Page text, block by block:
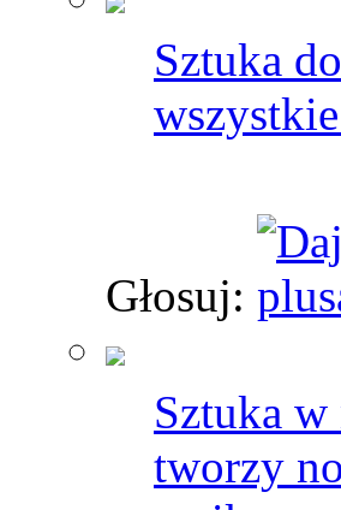
Sztuka
Głosuj:
Sztuka
tworzy